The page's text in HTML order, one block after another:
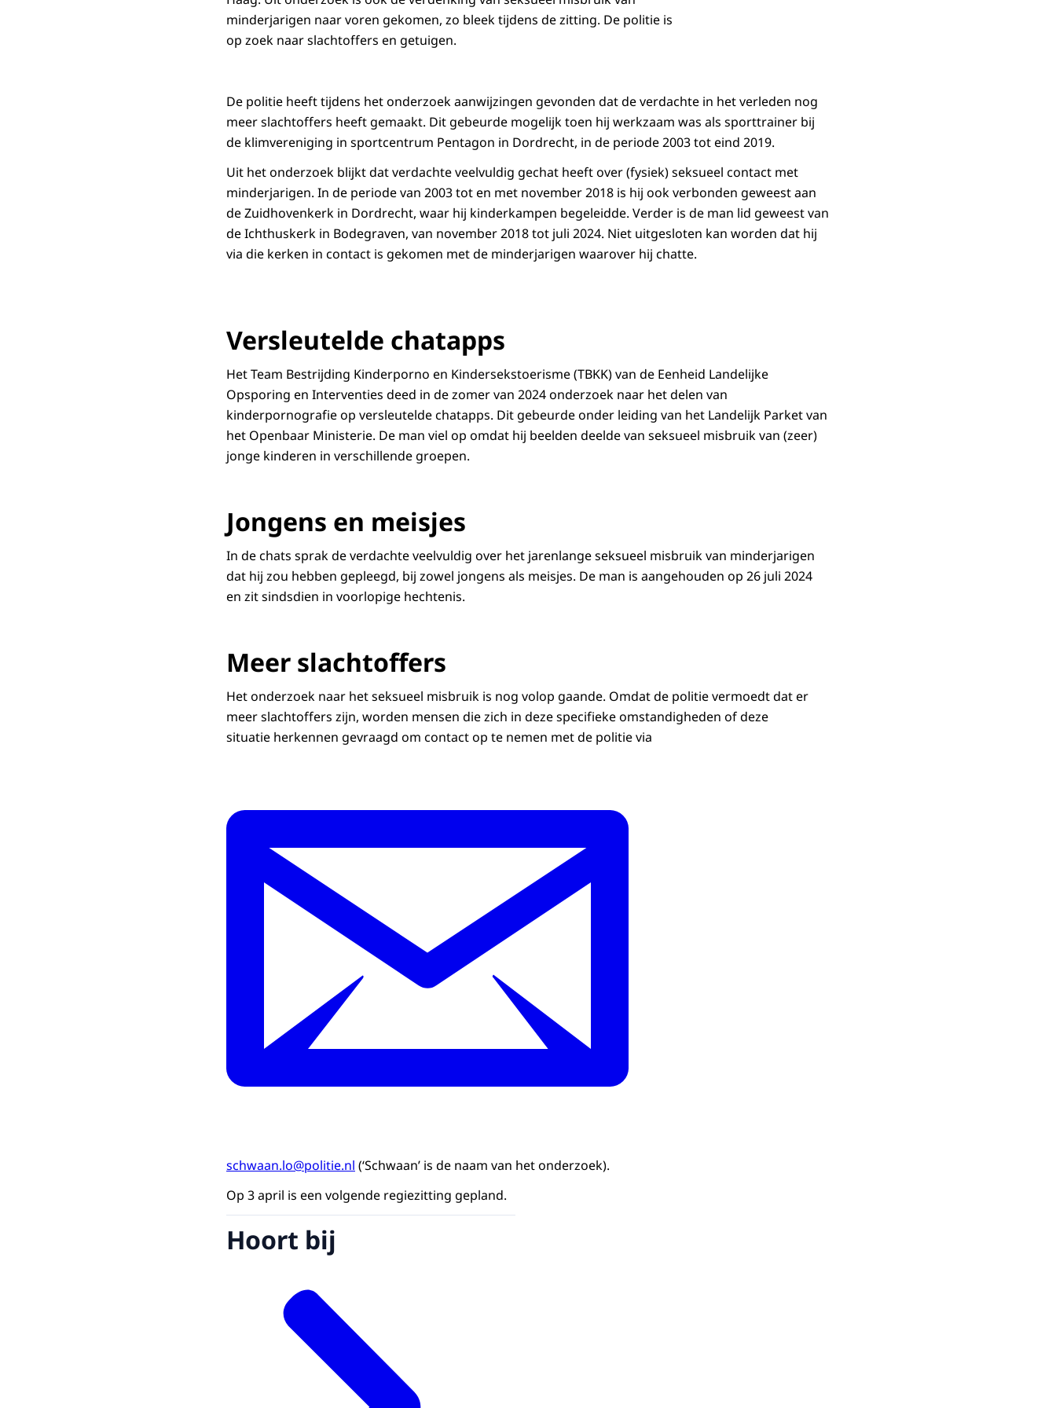
minderjarigen naar voren gekomen, zo bleek tijdens de zitting. De politie is
op zoek naar slachtoffers en getuigen.
De politie heeft tijdens het onderzoek aanwijzingen gevonden dat de verdachte in het verleden nog
meer slachtoffers heeft gemaakt. Dit gebeurde mogelijk toen hij werkzaam was als sporttrainer bij
de klimvereniging in sportcentrum Pentagon in Dordrecht, in de periode 2003 tot eind 2019.
Uit het onderzoek blijkt dat verdachte veelvuldig gechat heeft over (fysiek) seksueel contact met
minderjarigen. In de periode van 2003 tot en met november 2018 is hij ook verbonden geweest aan
de Zuidhovenkerk in Dordrecht, waar hij kinderkampen begeleidde. Verder is de man lid geweest van
de Ichthuskerk in Bodegraven, van november 2018 tot juli 2024. Niet uitgesloten kan worden dat hij
via die kerken in contact is gekomen met de minderjarigen waarover hij chatte.
Versleutelde chatapps
Het Team Bestrijding Kinderporno en Kindersekstoerisme (TBKK) van de Eenheid Landelijke
Opsporing en Interventies deed in de zomer van 2024 onderzoek naar het delen van
kinderpornografie op versleutelde chatapps. Dit gebeurde onder leiding van het Landelijk Parket van
het Openbaar Ministerie. De man viel op omdat hij beelden deelde van seksueel misbruik van (zeer)
jonge kinderen in verschillende groepen.
Jongens en meisjes
In de chats sprak de verdachte veelvuldig over het jarenlange seksueel misbruik van minderjarigen
dat hij zou hebben gepleegd, bij zowel jongens als meisjes. De man is aangehouden op 26 juli 2024
en zit sindsdien in voorlopige hechtenis.
Meer slachtoffers
Het onderzoek naar het seksueel misbruik is nog volop gaande. Omdat de politie vermoedt dat er
meer slachtoffers zijn, worden mensen die zich in deze specifieke omstandigheden of deze
situatie herkennen gevraagd om contact op te nemen met de politie via
schwaan.lo@politie.nl (‘Schwaan’ is de naam van het onderzoek).
Op 3 april is een volgende regiezitting gepland.
Hoort bij